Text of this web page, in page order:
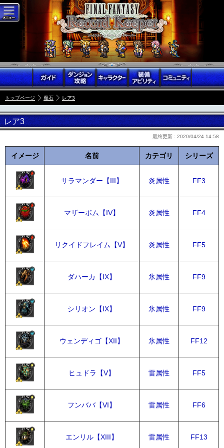
トップページ 魔石 レア3
レア3
最終更新 : 2020/04/24 14:58
イメージ 名前 カテゴリ シリーズ
サラマンダー【III】 炎属性 FF3
マザーボム【IV】 炎属性 FF4
リクイドフレイム【V】 炎属性 FF5
ダハーカ【IX】 氷属性 FF9
シリオン【IX】 氷属性 FF9
ウェンディゴ【XII】 氷属性 FF12
ヒュドラ【V】 雷属性 FF5
フンババ【VI】 雷属性 FF6
エンリル【XIII】 雷属性 FF13